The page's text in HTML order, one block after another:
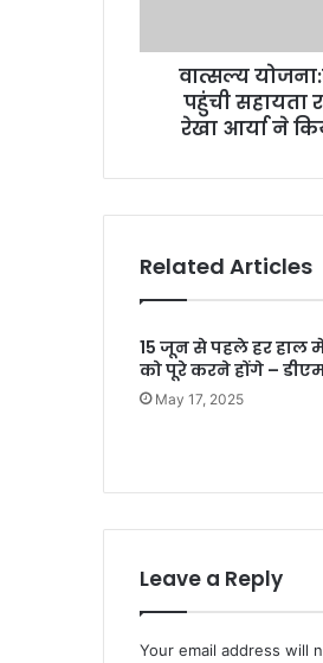
विकास
किया
वात्सल्य
पहुंची सहायता
रेखा आर्या ने
Related Articles
15 जून से पहले हर हाल में
को पूरे करने होंगे –
May 17, 2025
Leave a Reply
Your email address will